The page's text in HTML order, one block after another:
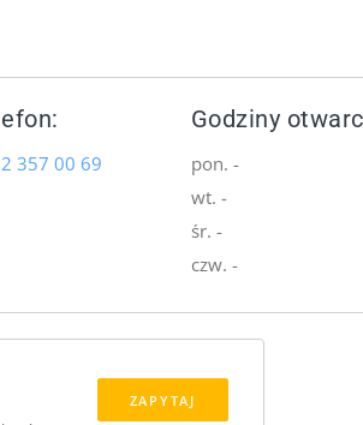
357 00 69
Godziny
pon. -
wt. -
śr. -
czw. -
ZAPYTAJ